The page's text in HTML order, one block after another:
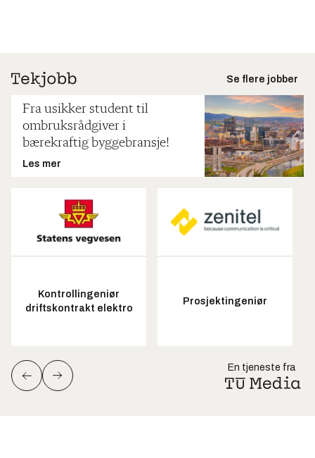
Se flere jobber
Fra usikker student til
ombruksrådgiver i
bærekraftig byggebransje!
Les mer
Kontrollingeniør
driftskontrakt elektro
Prosjektingeniør
En tjeneste fra